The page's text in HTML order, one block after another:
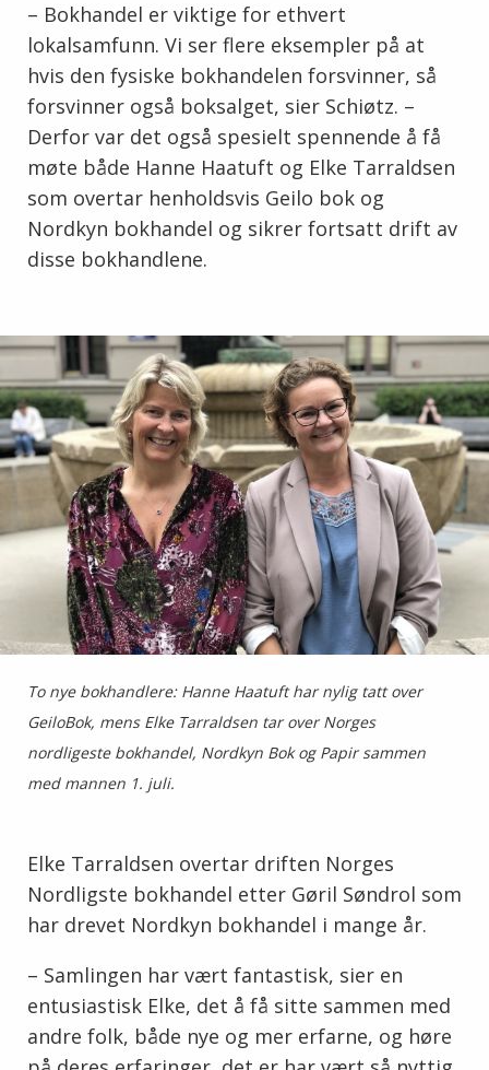
– Bokhandel er viktige for ethvert
lokalsamfunn. Vi ser flere eksempler på at
hvis den fysiske bokhandelen forsvinner, så
forsvinner også boksalget, sier Schiøtz. –
Derfor var det også spesielt spennende å få
møte både Hanne Haatuft og Elke Tarraldsen
som overtar henholdsvis Geilo bok og
Nordkyn bokhandel og sikrer fortsatt drift av
disse bokhandlene.
To nye bokhandlere: Hanne Haatuft har nylig tatt over
GeiloBok, mens Elke Tarraldsen tar over Norges
nordligeste bokhandel, Nordkyn Bok og Papir sammen
med mannen 1. juli.
Elke Tarraldsen overtar driften Norges
Nordligste bokhandel etter Gøril Søndrol som
har drevet Nordkyn bokhandel i mange år.
– Samlingen har vært fantastisk, sier en
entusiastisk Elke, det å få sitte sammen med
andre folk, både nye og mer erfarne, og høre